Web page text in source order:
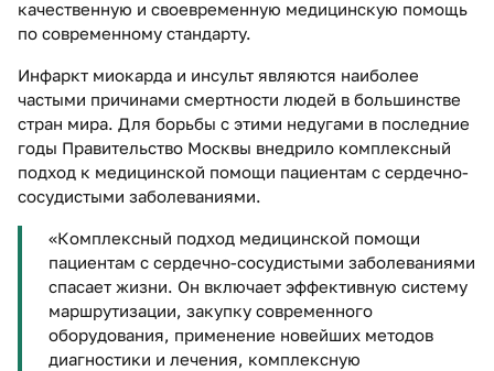
качественную и своевременную медицинскую помощь
по современному стандарту.
Инфаркт миокарда и инсульт являются наиболее
частыми причинами смертности людей в большинстве
стран мира. Для борьбы с этими недугами в последние
годы Правительство Москвы внедрило комплексный
подход к медицинской помощи пациентам с сердечно-
сосудистыми заболеваниями.
«Комплексный подход медицинской помощи
пациентам с сердечно-сосудистыми заболеваниями
спасает жизни. Он включает эффективную систему
маршрутизации, закупку современного
оборудования, применение новейших методов
диагностики и лечения, комплексную